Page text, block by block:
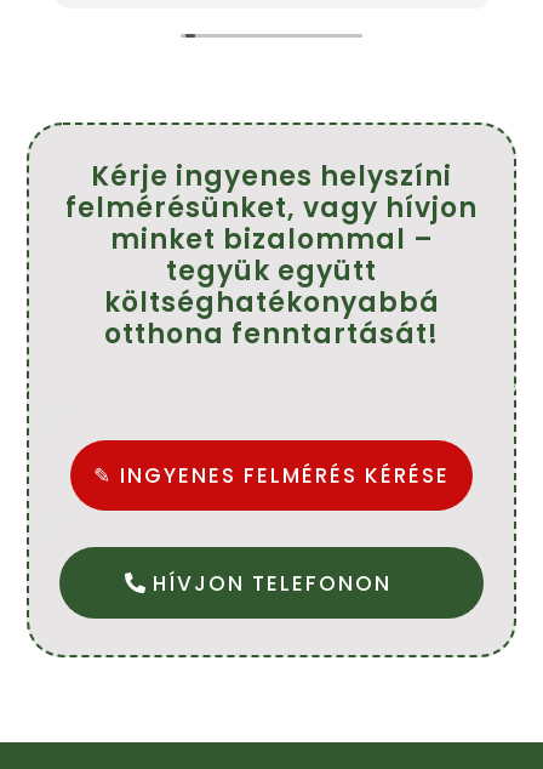
Köszönöm szépen.
Kérje ingyenes helyszíni
felmérésünket, vagy hívjon
minket bizalommal –
tegyük együtt
költséghatékonyabbá
otthona fenntartását!
✎ INGYENES FELMÉRÉS KÉRÉSE
HÍVJON TELEFONON